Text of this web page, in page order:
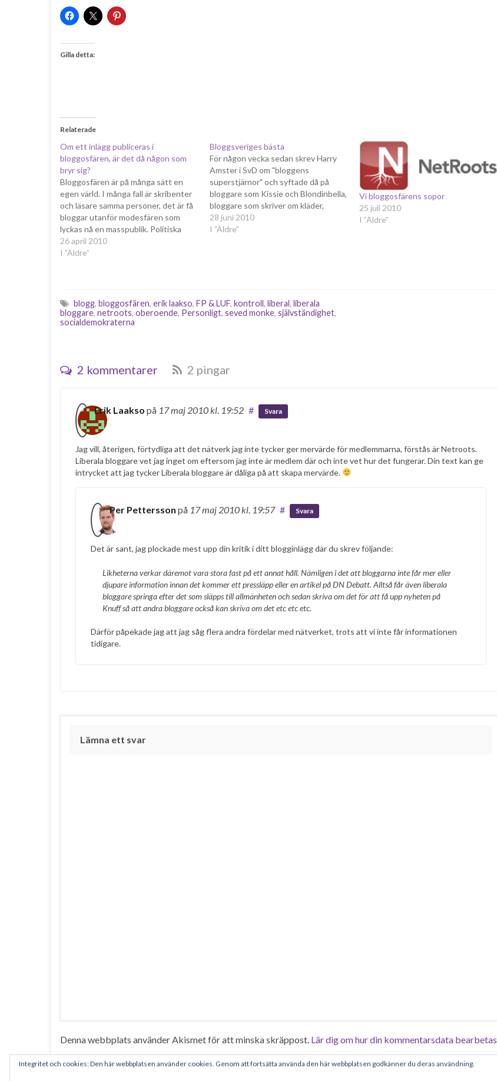
Gilla detta:
Relaterade
Om ett inlägg publiceras i
bloggosfären, är det då någon som
bryr sig?
Bloggosfären är på många sätt en
egen värld. I många fall är skribenter
och läsare samma personer, det är få
bloggar utanför modesfären som
lyckas nå en masspublik. Politiska
bloggar är definitivt inte ett
undantag, snarast tvärt om. De når
26 april 2010
I ”Äldre”
Bloggsveriges bästa
För någon vecka sedan skrev Harry
Amster i SvD om "bloggens
superstjärnor" och syftade då på
bloggare som Kissie och Blondinbella,
bloggare som skriver om kläder,
smink, skvaller och annat. Samma
saker som skvallertidningarna, med
28 juni 2010
I ”Äldre”
Vi bloggosfärens sopor
25 juli 2010
I ”Äldre”
blogg, bloggosfären, erik laakso, FP & LUF, kontroll, liberal, liberala
bloggare, netroots, oberoende, Personligt, seved monke, självständighet,
socialdemokraterna
2 kommentarer 2 pingar
Erik Laakso på 17 maj 2010kl. 19:52 # Svara
Jag vill, återigen, förtydliga att det nätverk jag inte tycker ger mervärde för medlemmarna, förstås är Netroots.
Liberala bloggare vet jag inget om eftersom jag inte är medlem där och inte vet hur det fungerar. Din text kan ge
intrycket att jag tycker Liberala bloggare är dåliga på att skapa mervärde.
Per Pettersson på 17 maj 2010kl. 19:57 # Svara
Det är sant, jag plockade mest upp din kritik i ditt blogginlägg där du skrev följande:
Likheterna verkar däremot vara stora fast på ett annat håll. Nämligen i det att bloggarna inte får mer eller
djupare information innan det kommer ett pressläpp eller en artikel på DN Debatt. Alltså får även liberala
bloggare springa efter det som släpps till allmänheten och sedan skriva om det för att få upp nyheten på
Knuff så att andra bloggare också kan skriva om det etc etc etc.
Därför påpekade jag att jag såg flera andra fördelar med nätverket, trots att vi inte får informationen
tidigare.
Lämna ett svar
Denna webbplats använder Akismet för att minska skräppost. Lär dig om hur din kommentarsdata bearbetas
Integritet och cookies: Den här webbplatsen använder cookies. Genom att fortsätta använda den här webbplatsen godkänner du deras användning.